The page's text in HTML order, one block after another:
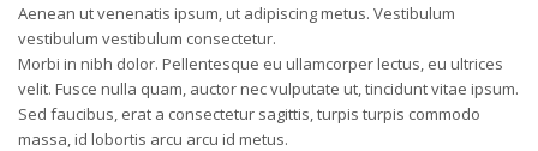
Aenean ut venenatis ipsum, ut adipiscing metus. Vestibulum
vestibulum vestibulum consectetur.
Morbi in nibh dolor. Pellentesque eu ullamcorper lectus, eu ultrices
velit. Fusce nulla quam, auctor nec vulputate ut, tincidunt vitae ipsum.
Sed faucibus, erat a consectetur sagittis, turpis turpis commodo
massa, id lobortis arcu arcu id metus.